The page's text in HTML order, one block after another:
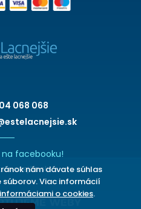
068 068
na facebooku!
nám dávate súhlas
Viac informácií
o cookies.